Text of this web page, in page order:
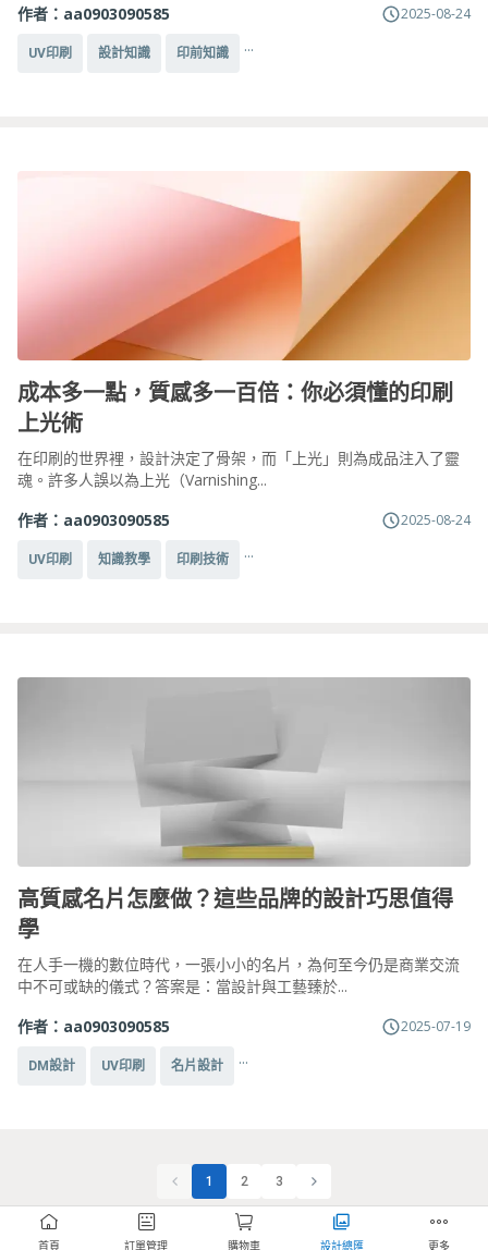
作者： aa0903090585 2025-08-24
UV印刷 設計知識 印前知識 ...
成本多一點，質感多一百倍：你必須懂的印刷
上光術
在印刷的世界裡，設計決定了骨架，而「上光」則為成品注入了靈
魂。許多人誤以為上光（Varnishing...
作者： aa0903090585 2025-08-24
UV印刷 知識教學 印刷技術 ...
高質感名片怎麼做？這些品牌的設計巧思值得
學
在人手一機的數位時代，一張小小的名片，為何至今仍是商業交流
中不可或缺的儀式？答案是：當設計與工藝臻於...
作者： aa0903090585 2025-07-19
DM設計 UV印刷 名片設計 ...
1 2 3
首頁 訂單管理 購物車 設計總匯 更多